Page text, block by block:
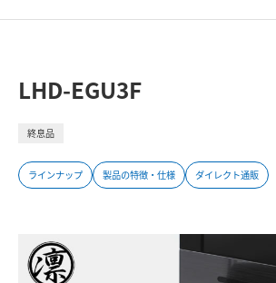
LHD-EGU3F
終息品
ラインナップ 製品の特徴・仕様 ダイレクト通販